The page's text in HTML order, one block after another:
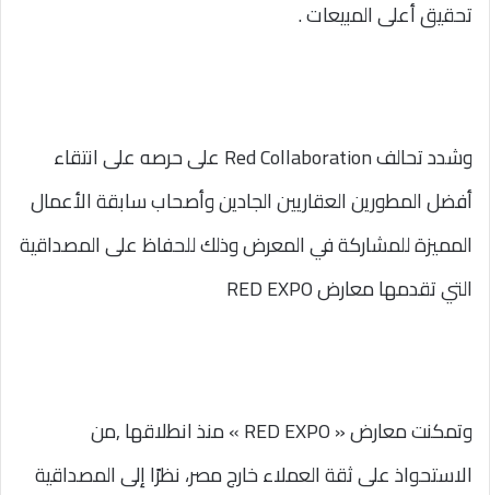
تحقيق أعلى المبيعات .
وشدد تحالف Red Collaboration على حرصه على انتقاء
أفضل المطورين العقاريين الجادين وأصحاب سابقة الأعمال
المميزة للمشاركة في المعرض وذلك للحفاظ على المصداقية
التي تقدمها معارض RED EXPO
وتمكنت معارض « RED EXPO » منذ انطلاقها ,من
الاستحواذ على ثقة العملاء خارج مصر، نظرًا إلى المصداقية